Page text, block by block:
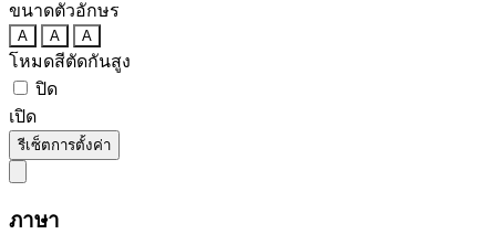
ขนาดตัวอักษร
A A A
โหมดสีตัดกันสูง
ปิด
เปิด
รีเซ็ตการตั้งค่า
ภาษา